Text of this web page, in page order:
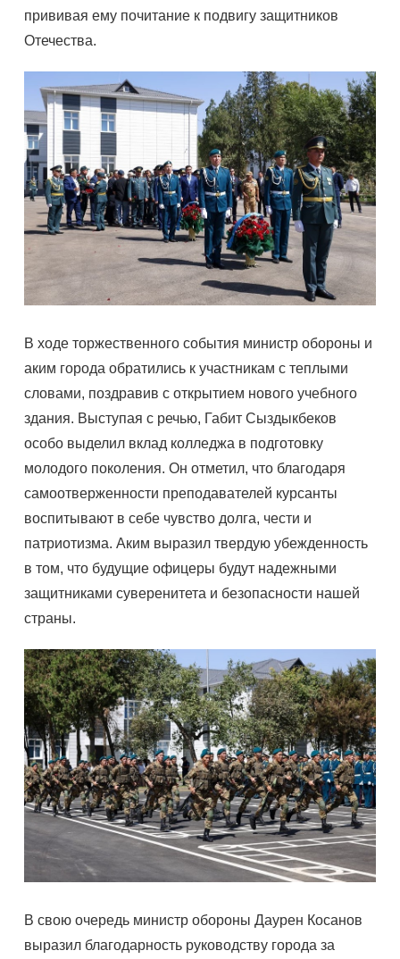
прививая ему почитание к подвигу защитников
Отечества.
В ходе торжественного события министр обороны и
аким города обратились к участникам с теплыми
словами, поздравив с открытием нового учебного
здания. Выступая с речью, Габит Сыздыкбеков
особо выделил вклад колледжа в подготовку
молодого поколения. Он отметил, что благодаря
самоотверженности преподавателей курсанты
воспитывают в себе чувство долга, чести и
патриотизма. Аким выразил твердую убежденность
в том, что будущие офицеры будут надежными
защитниками суверенитета и безопасности нашей
страны.
В свою очередь министр обороны Даурен Косанов
выразил благодарность руководству города за